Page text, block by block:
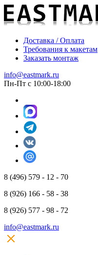
Доставка / Оплата
Требования к макетам
Заказать монтаж
info@eastmark.ru
Пн-Пт с 10:00-18:00
8 (496) 579 - 12 - 70
8 (926) 166 - 58 - 38
8 (926) 577 - 98 - 72
info@eastmark.ru